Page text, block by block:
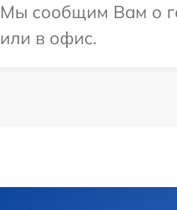
Мы сообщим Вам о
или в офис.